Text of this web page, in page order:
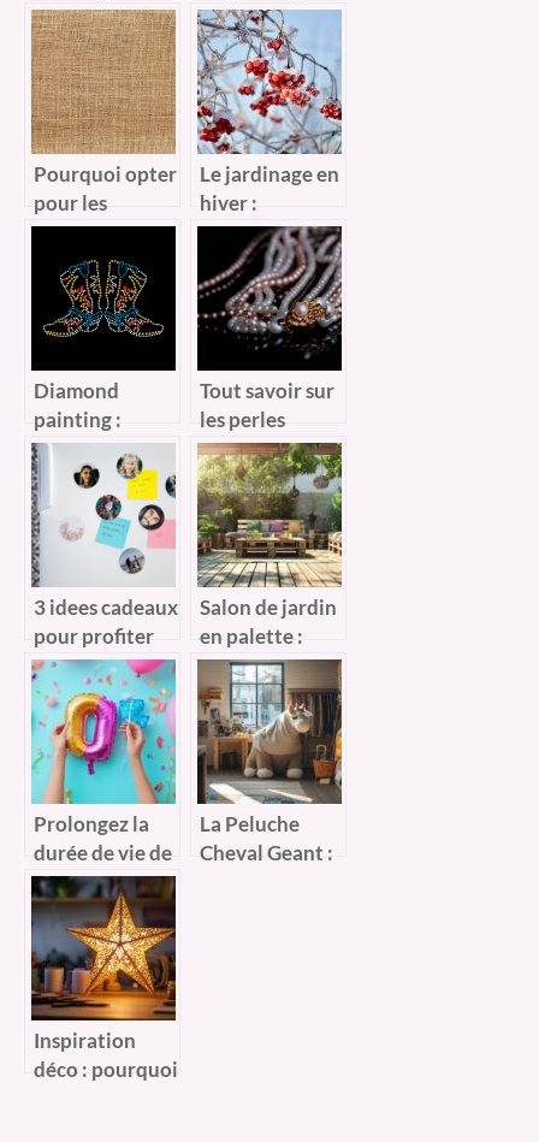
métiers
artistiques
pour son
iPhone
Pourquoi opter
pour les
emballages en
tissu
reutilisable ?
Le jardinage en
hiver :
Comment s’en
occuper
pendant l’hiver
?
Diamond
painting :
quelques
criteres utiles
pour bien le
choisir
Tout savoir sur
les perles
miyuki et
comment les
utiliser
3 idees cadeaux
pour profiter
de vos photos
souvenirs
Salon de jardin
en palette :
avantages et
choix de
palettes pour
une déco écolo
abordable
Prolongez la
durée de vie de
vos
décorations :
comment
gonfler et
dégonfler un
ballon chiffre
ou un ballon
lettre
La Peluche
Cheval Geant :
Inspiration
déco : pourquoi